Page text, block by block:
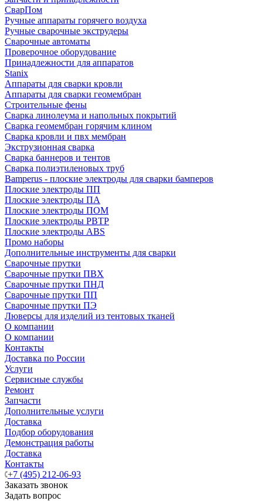
СварПом
Ручные аппараты горячего воздуха
Ручные сварочные экструдеры
Сварочные автоматы
Проверочное оборудование
Принадлежности для аппаратов
Stanix
Аппараты для сварки кровли
Аппараты для сварки геомембран
Строительные фены
Сварка линолеума и напольных покрытий
Сварка геомембран горячим клином
Сварка кровли и пвх мембран
Экструзионная сварка
Сварка баннеров и тентов
Сварка полиэтиленовых труб
Bamperus - плоские электроды для сварки бамперов
Плоские электроды ПП
Плоские электроды ПА
Плоские электроды ПОМ
Плоские электроды РВТР
Плоские электроды ABS
Промо наборы
Дополнительные инструменты для сварки
Сварочные прутки
Сварочные прутки ПВХ
Сварочные прутки ПНД
Сварочные прутки ПП
Сварочные прутки ПЭ
Люверсы для изделий из тентовых тканей
О компании
О компании
Контакты
Доставка по России
Услуги
Сервисные службы
Ремонт
Запчасти
Дополнительные услуги
Доставка
Подбор оборудования
Демонстрация работы
Доставка
Контакты
+7 (495) 212-06-93
Заказать звонок
Задать вопрос